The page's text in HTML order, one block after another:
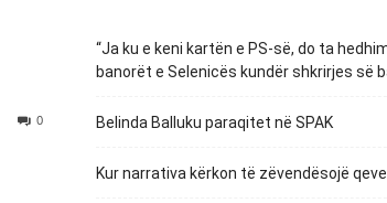
0
“Ja ku e keni kartën e PS-së, do ta
banorët e Selenicës kundër shkrirjes së
Belinda Balluku paraqitet në SPAK
Kur narrativa kërkon të zëvendësojë